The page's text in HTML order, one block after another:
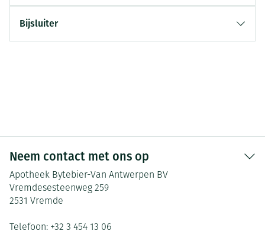
Bijsluiter
Neem contact met ons op
Apotheek Bytebier-Van Antwerpen BV
Vremdesesteenweg 259
2531 Vremde
Telefoon: +32 3 454 13 06